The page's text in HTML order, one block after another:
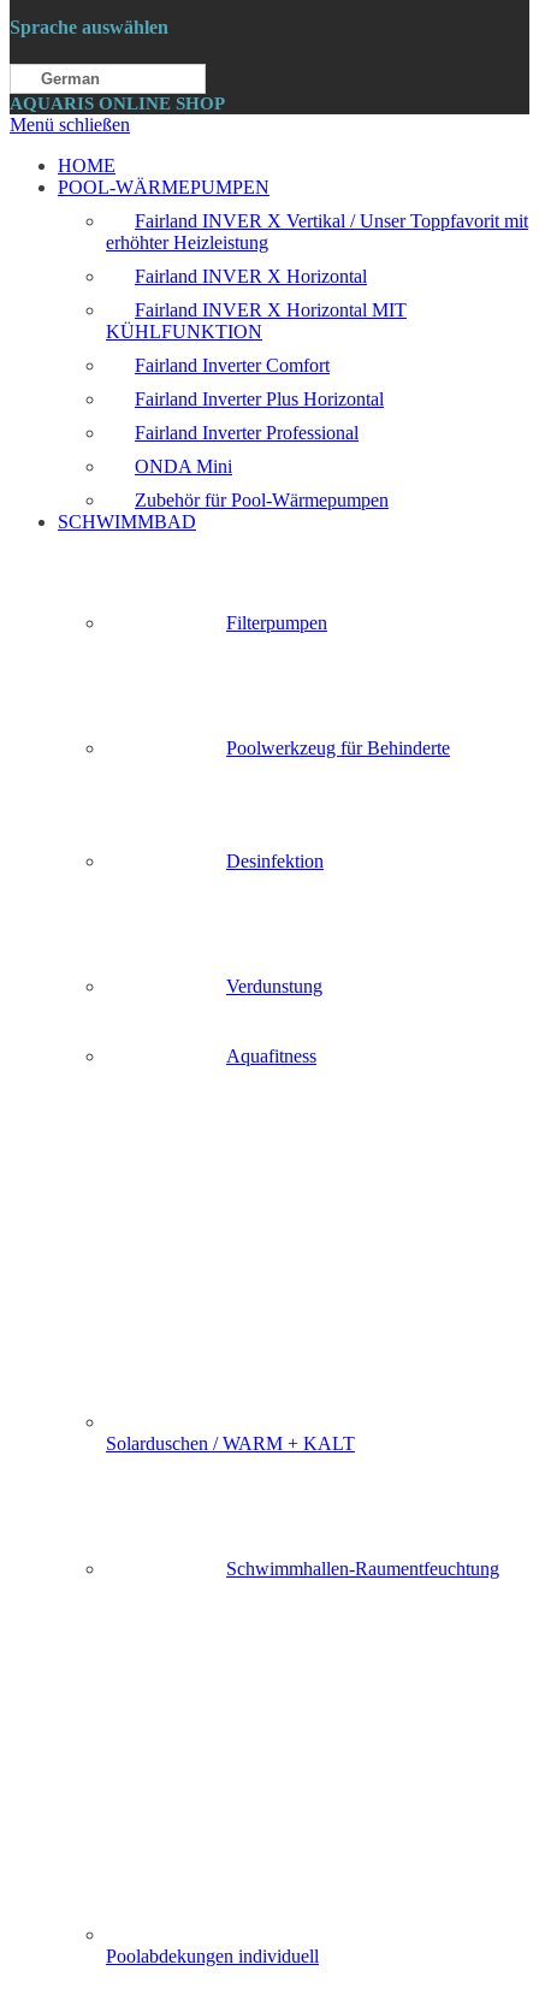
Sprache auswählen
German
AQUARIS ONLINE SHOP
Menü schließen
HOME
POOL-WÄRMEPUMPEN
Fairland INVER X Vertikal / Unser Toppfavorit mit
erhöhter Heizleistung
Fairland INVER X Horizontal
Fairland INVER X Horizontal MIT
KÜHLFUNKTION
Fairland Inverter Comfort
Fairland Inverter Plus Horizontal
Fairland Inverter Professional
ONDA Mini
Zubehör für Pool-Wärmepumpen
SCHWIMMBAD
Filterpumpen
Poolwerkzeug für Behinderte
Desinfektion
Verdunstung
Aquafitness
Solarduschen / WARM + KALT
Schwimmhallen-Raumentfeuchtung
Poolabdekungen individuell